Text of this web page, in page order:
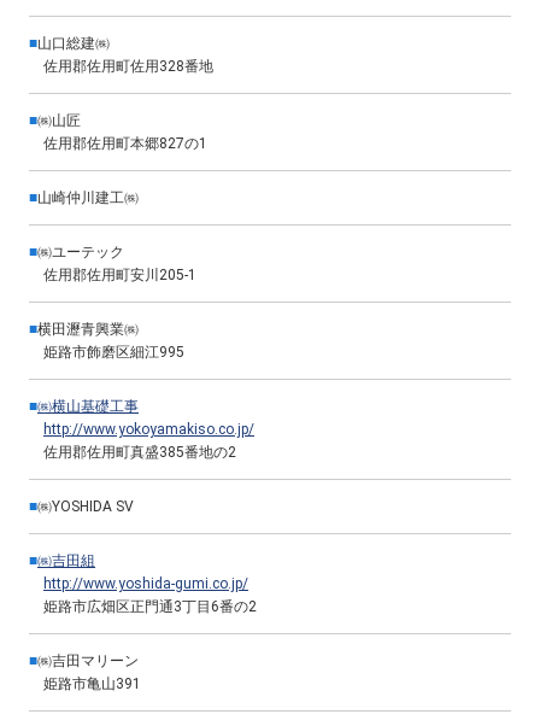
■山口総建㈱
佐用郡佐用町佐用328番地
■㈱山匠
佐用郡佐用町本郷827の1
■山崎仲川建工㈱
■㈱ユーテック
佐用郡佐用町安川205-1
■横田瀝青興業㈱
姫路市飾磨区細江995
■㈱横山基礎工事
http://www.yokoyamakiso.co.jp/
佐用郡佐用町真盛385番地の2
■㈱YOSHIDA SV
■㈱吉田組
http://www.yoshida-gumi.co.jp/
姫路市広畑区正門通3丁目6番の2
■㈱吉田マリーン
姫路市亀山391